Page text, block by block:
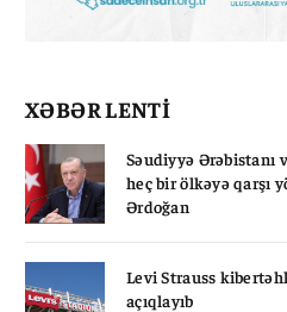
XƏBƏR LENTİ
Səudiyyə Ərəbistanı
heç bir ölkəyə qarşı
Ərdoğan
Levi Strauss
açıqlayıb